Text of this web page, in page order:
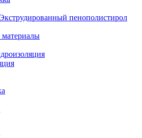
пенополистирол